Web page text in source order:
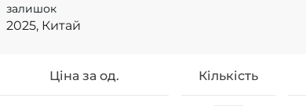
залишок
2025, Китай
Ціна за од. Кількість